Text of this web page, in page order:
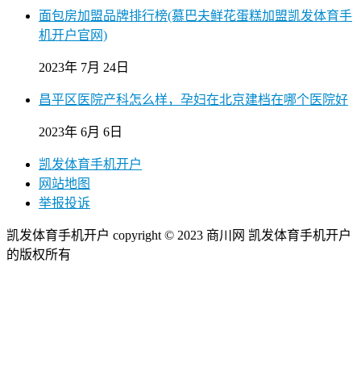
面包房加盟品牌排行榜(慕巴夫鲜花蛋糕加盟凯发体育手
机开户官网)
2023年 7月 24日
昌平区医院产科怎么样，孕妇在北京建档在哪个医院好
2023年 6月 6日
凯发体育手机开户
网站地图
举报投诉
凯发体育手机开户 copyright © 2023 商川网 凯发体育手机开户
的版权所有